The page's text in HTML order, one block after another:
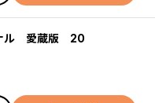
ナル 愛蔵版 20